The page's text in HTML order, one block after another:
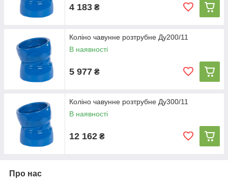
4 183 ₴
Коліно чавунне розтрубне Ду200/11
В наявності
5 977 ₴
Коліно чавунне розтрубне Ду300/11
В наявності
12 162 ₴
Про нас